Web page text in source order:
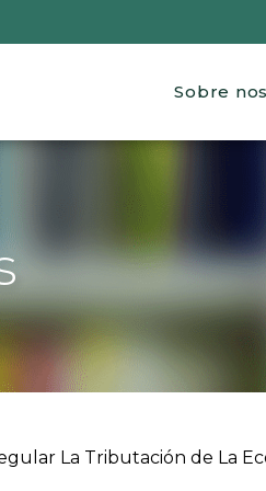
Main
Sobre
ayuda a la
La Tributación de La